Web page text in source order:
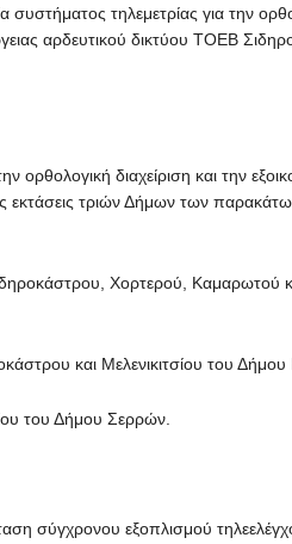
συστήματος τηλεμετρίας για την
αρδευτικού δικτύου ΤΟΕΒ
διαχείριση και την
εκτάσεις τριών Δήμων των
Χορτερού, Καμαρωτού
και Μελενικιτσίου του Δήμου
του Δήμου Σερρών.
σύγχρονου εξοπλισμού